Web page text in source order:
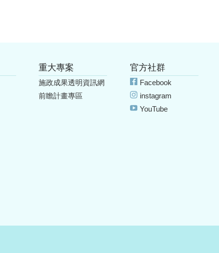
重大專案
施政成果透明資訊網
前瞻計畫專區
官方社群
Facebook
instagram
YouTube